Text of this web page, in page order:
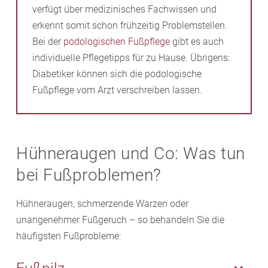
verfügt über medizinisches Fachwissen und
erkennt somit schon frühzeitig Problemstellen.
Bei der podologischen Fußpflege gibt es auch
individuelle Pflegetipps für zu Hause. Übrigens:
Diabetiker können sich die podologische
Fußpflege vom Arzt verschreiben lassen.
Hühneraugen und Co: Was tun
bei Fußproblemen?
Hühneraugen, schmerzende Warzen oder
unangenehmer Fußgeruch – so behandeln Sie die
häufigsten Fußprobleme: